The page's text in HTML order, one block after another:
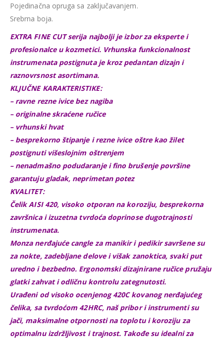
Pojedinačna opruga sa zaključavanjem.
Srebrna boja.
EXTRA FINE CUT serija najbolji je izbor za eksperte i
profesionalce u kozmetici. Vrhunska funkcionalnost
instrumenata postignuta je kroz pedantan dizajn i
raznovrsnost asortimana.
KLJUČNE KARAKTERISTIKE:
– ravne rezne ivice bez nagiba
– originalne skraćene ručice
– vrhunski hvat
– besprekorno štipanje i rezne ivice oštre kao žilet
postignuti višeslojnim oštrenjem
– nenadmašno podudaranje i fino brušenje površine
garantuju gladak, neprimetan potez
KVALITET:
Čelik AISI 420, visoko otporan na koroziju, besprekorna
završnica i izuzetna tvrdoća doprinose dugotrajnosti
instrumenata.
Monza nerđajuće cangle za manikir i pedikir savršene su
za nokte, zadebljane delove i višak zanoktica, svaki put
uredno i bezbedno. Ergonomski dizajnirane ručice pružaju
glatki zahvat i odličnu kontrolu zategnutosti.
Urađeni od visoko ocenjenog 420C kovanog nerđajućeg
čelika, sa tvrdoćom 42HRC, naš pribor i instrumenti su
jači, maksimalne otpornosti na toplotu i koroziju za
optimalnu izdržljivost i trajnost. Takođe su idealni za